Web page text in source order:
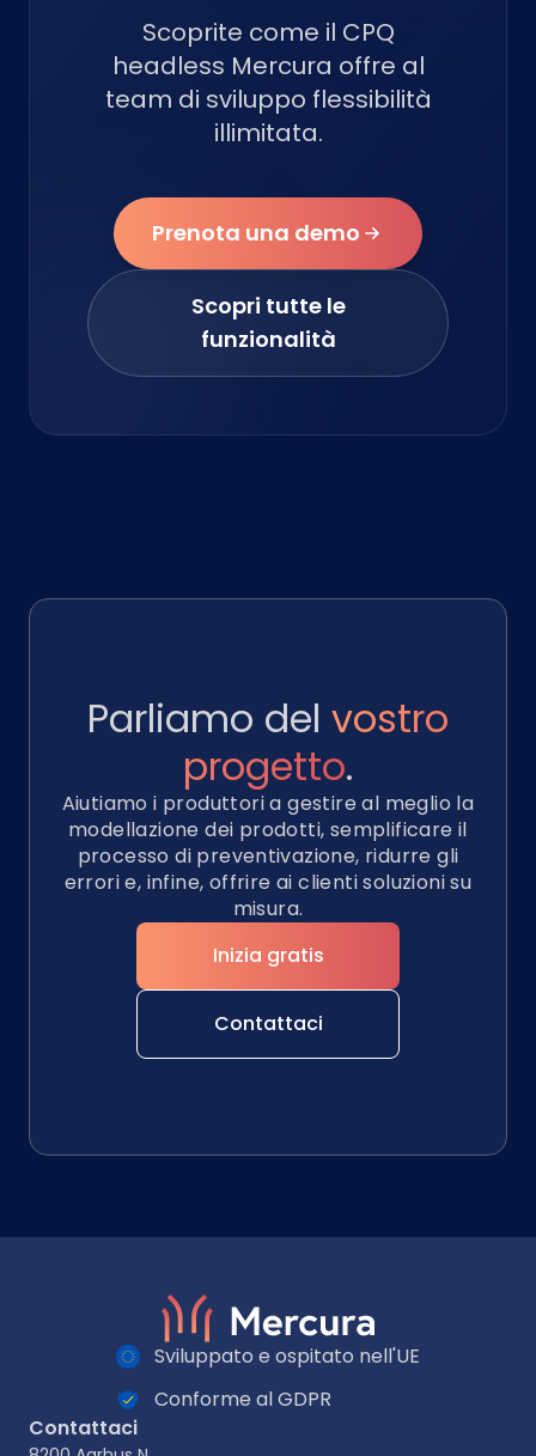
Scoprite come il CPQ
headless Mercura offre al
team di sviluppo flessibilità
illimitata.
Prenota una demo
Scopri tutte le
funzionalità
Parliamo del vostro
progetto.
Aiutiamo i produttori a gestire al meglio la
modellazione dei prodotti, semplificare il
processo di preventivazione, ridurre gli
errori e, infine, offrire ai clienti soluzioni su
misura.
Inizia gratis
Contattaci
Sviluppato e ospitato nell'UE
Conforme al GDPR
Contattaci